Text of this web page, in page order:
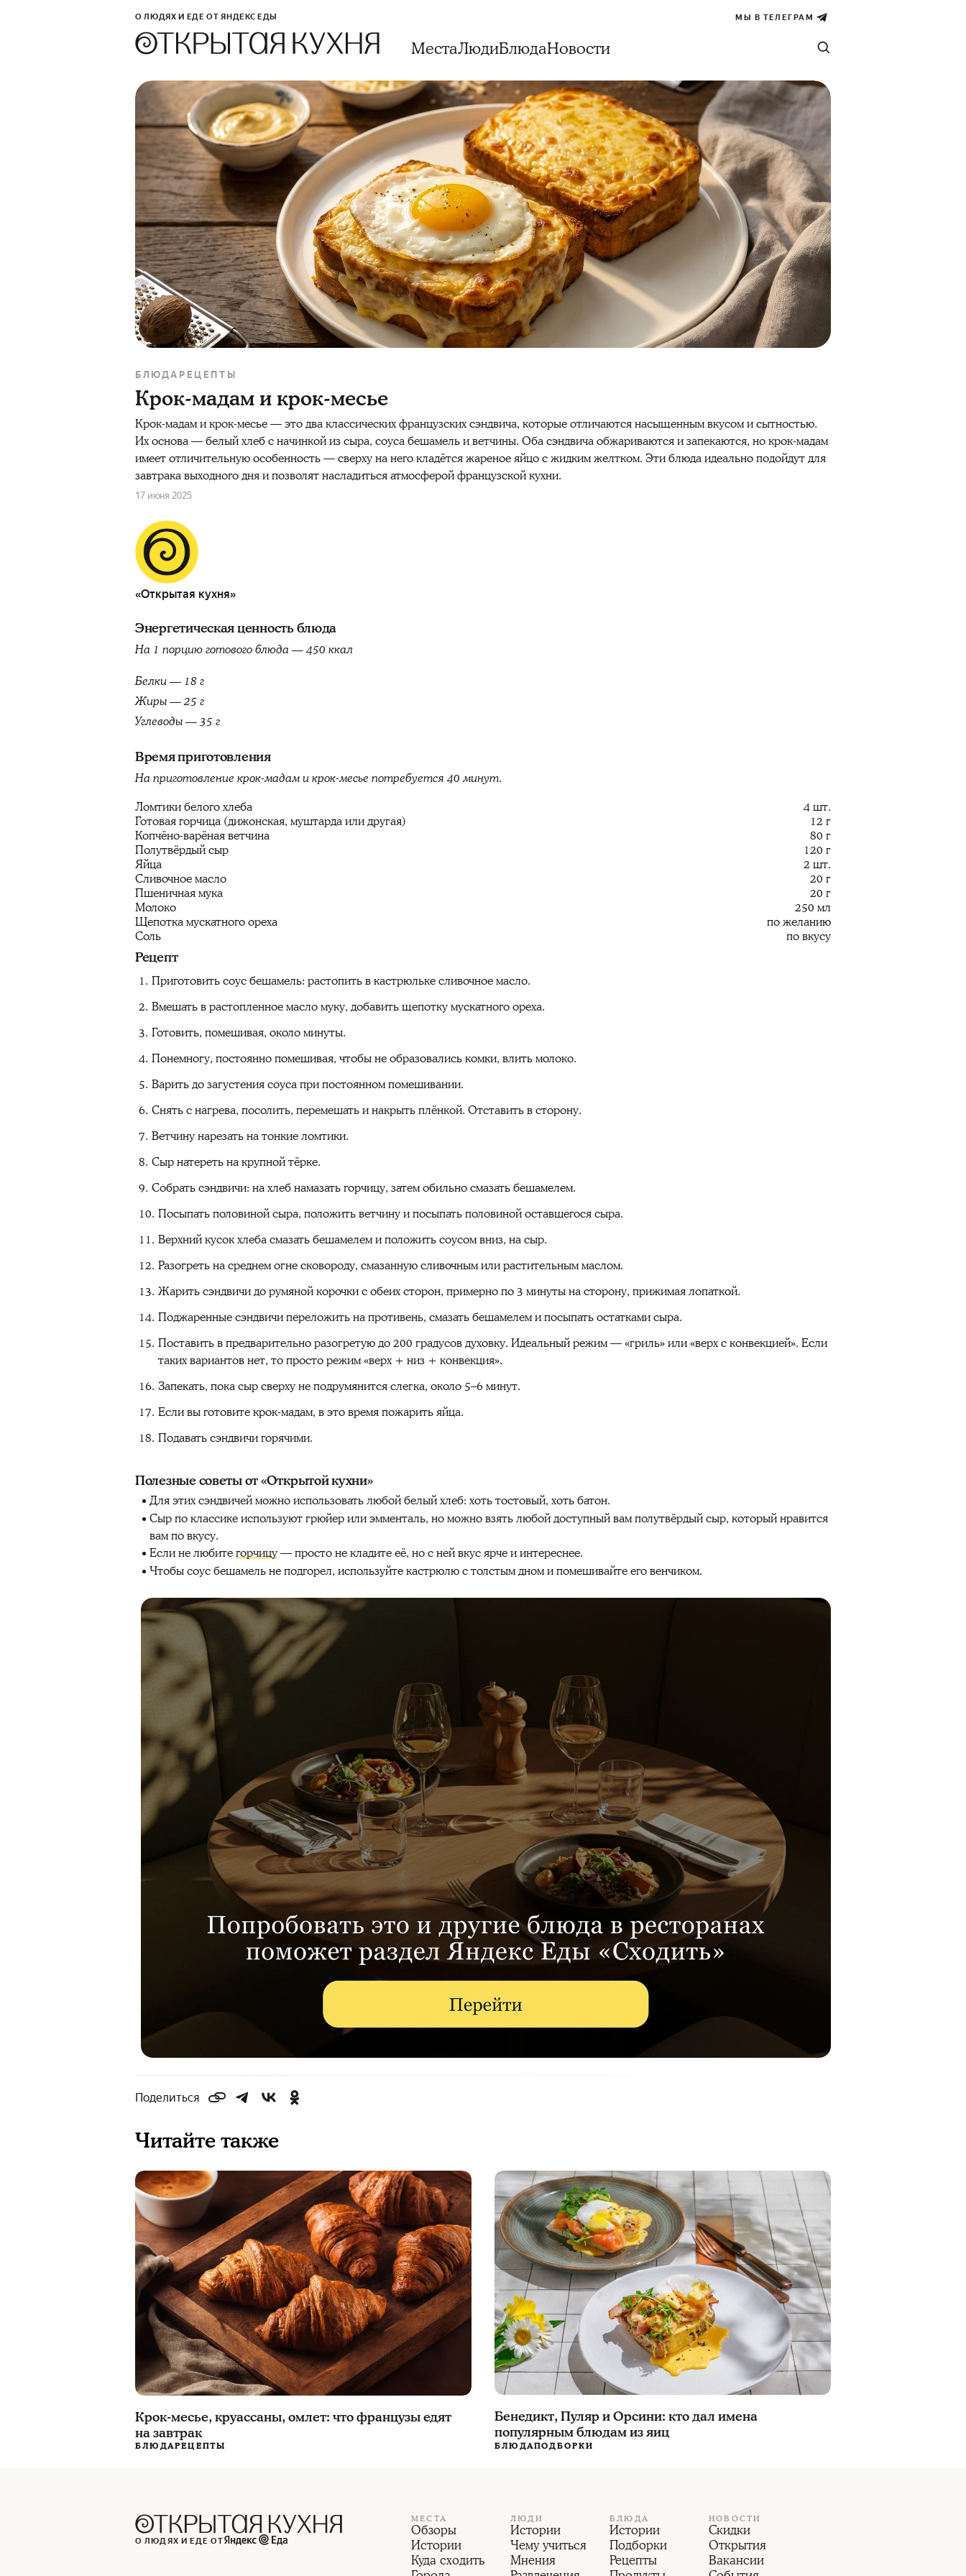
О ЛЮДЯХ И ЕДЕ ОТ ЯНДЕКС ЕДЫ МЫ В ТЕЛЕГРАМ
МестаЛюдиБлюдаНовости
БЛЮДА РЕЦЕПТЫ
Крок-мадам и крок-месье
Крок-мадам и крок-месье — это два классических французских сэндвича, которые отличаются насыщенным вкусом и сытностью.
Их основа — белый хлеб с начинкой из сыра, соуса бешамель и ветчины. Оба сэндвича обжариваются и запекаются, но крок-мадам
имеет отличительную особенность — сверху на него кладётся жареное яйцо с жидким желтком. Эти блюда идеально подойдут для
завтрака выходного дня и позволят насладиться атмосферой французской кухни.
17 июня 2025
«Открытая кухня»
Энергетическая ценность блюда
На 1 порцию готового блюда — 450 ккал
Белки — 18 г
Жиры — 25 г
Углеводы — 35 г
Время приготовления
На приготовление крок-мадам и крок-месье потребуется 40 минут.
Ломтики белого хлеба
4 шт.
Готовая горчица (дижонская, муштарда или другая)
12 г
Копчёно-варёная ветчина
80 г
Полутвёрдый сыр
120 г
Яйца
2 шт.
Сливочное масло
20 г
Пшеничная мука
20 г
Молоко
250 мл
Щепотка мускатного ореха
по желанию
Соль
по вкусу
Рецепт
Приготовить соус бешамель: растопить в кастрюльке сливочное масло.
Вмешать в растопленное масло муку, добавить щепотку мускатного ореха.
Готовить, помешивая, около минуты.
Понемногу, постоянно помешивая, чтобы не образовались комки, влить молоко.
Варить до загустения соуса при постоянном помешивании.
Снять с нагрева, посолить, перемешать и накрыть плёнкой. Отставить в сторону.
Ветчину нарезать на тонкие ломтики.
Сыр натереть на крупной тёрке.
Собрать сэндвичи: на хлеб намазать горчицу, затем обильно смазать бешамелем.
Посыпать половиной сыра, положить ветчину и посыпать половиной оставшегося сыра.
Верхний кусок хлеба смазать бешамелем и положить соусом вниз, на сыр.
Разогреть на среднем огне сковороду, смазанную сливочным или растительным маслом.
Жарить сэндвичи до румяной корочки с обеих сторон, примерно по 3 минуты на сторону, прижимая лопаткой.
Поджаренные сэндвичи переложить на противень, смазать бешамелем и посыпать остатками сыра.
Поставить в предварительно разогретую до 200 градусов духовку. Идеальный режим — «гриль» или «верх с конвекцией». Если
таких вариантов нет, то просто режим «верх + низ + конвекция».
Запекать, пока сыр сверху не подрумянится слегка, около 5–6 минут.
Если вы готовите крок-мадам, в это время пожарить яйца.
Подавать сэндвичи горячими.
Полезные советы от «Открытой кухни»
Для этих сэндвичей можно использовать любой белый хлеб: хоть тостовый, хоть батон.
Сыр по классике используют грюйер или эмменталь, но можно взять любой доступный вам полутвёрдый сыр, который нравится
вам по вкусу.
Если не любитегорчицу— просто не кладите её, но с ней вкус ярче и интереснее.
Чтобы соус бешамель не подгорел, используйте кастрюлю с толстым дном и помешивайте его венчиком.
Поделиться
Читайте также
Крок-месье, круассаны, омлет: что французы едят
на завтрак
БЛЮДАРЕЦЕПТЫ
Бенедикт, Пуляр и Орсини: кто дал имена
популярным блюдам из яиц
БЛЮДАПОДБОРКИ
О ЛЮДЯХ И ЕДЕ ОТ
МЕСТА
Обзоры
Истории
Куда сходить
ЛЮДИ
Истории
Чему учиться
Мнения
БЛЮДА
Истории
Подборки
Рецепты
НОВОСТИ
Скидки
Открытия
Вакансии